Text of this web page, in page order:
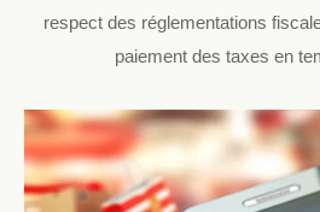
respect des réglementations
paiement des taxes en